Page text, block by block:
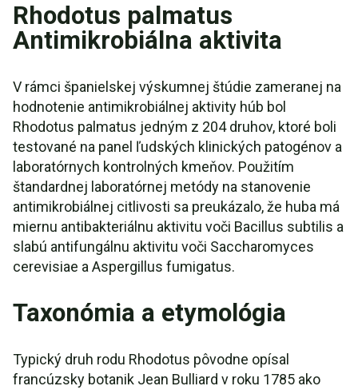
Rhodotus palmatus
Antimikrobiálna aktivita
V rámci španielskej výskumnej štúdie zameranej na
hodnotenie antimikrobiálnej aktivity húb bol
Rhodotus palmatus jedným z 204 druhov, ktoré boli
testované na panel ľudských klinických patogénov a
laboratórnych kontrolných kmeňov. Použitím
štandardnej laboratórnej metódy na stanovenie
antimikrobiálnej citlivosti sa preukázalo, že huba má
miernu antibakteriálnu aktivitu voči Bacillus subtilis a
slabú antifungálnu aktivitu voči Saccharomyces
cerevisiae a Aspergillus fumigatus.
Taxonómia a etymológia
Typický druh rodu Rhodotus pôvodne opísal
francúzsky botanik Jean Bulliard v roku 1785 ako